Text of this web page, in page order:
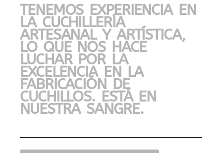
TENEMOS EXPERIENCIA EN
LA CUCHILLERÍA
ARTESANAL Y ARTÍSTICA,
LO QUE NOS HACE
LUCHAR POR LA
EXCELENCIA EN LA
FABRICACIÓN DE
CUCHILLOS. ESTÁ EN
NUESTRA SANGRE.